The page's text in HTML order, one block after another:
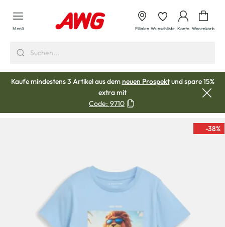
springen
Menü Filialen Wunschliste Konto Warenkorb
Kaufe mindestens 3 Artikel aus demneuen Prospektund spare 15%
extra mit
Code: 9710
-38%